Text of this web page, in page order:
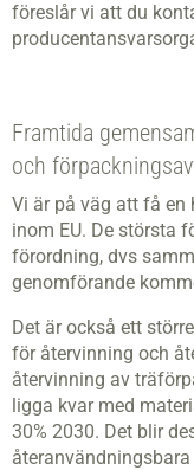
föreslår vi att du
Framtida
och
Vi är på väg att få
inom EU. De största
förordning, dvs
genomförande
Det är också ett
för återvinning och
återvinning av
ligga kvar med
30% 2030. Det blir
återanvändningsbara